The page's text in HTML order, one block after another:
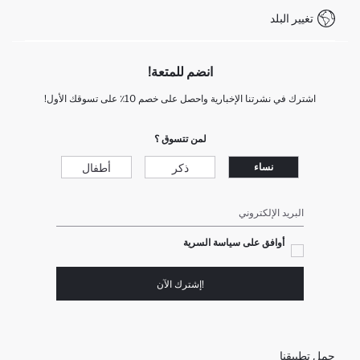
تغيير البلد
انضم للمتعة!
اشترك في نشرتنا الإخبارية واحصل على خصم 10٪ على تسوقك الأول!
لمن تتسوق ؟
نساء ذكر أطفال
البريد الإلكتروني
أوافق على سياسة السرية
!إشترك الآن
حمل تطبيقنا